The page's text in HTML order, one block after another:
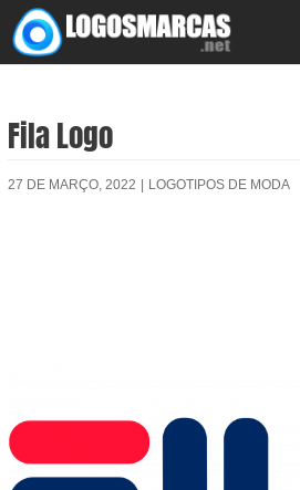
Skip
to
Fila Logo
27 DE MARÇO, 2022 LOGOTIPOS DE MODA